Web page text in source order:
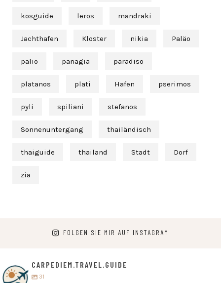
kosguide leros mandraki
Jachthafen Kloster nikia Paläo
palio panagia paradiso
platanos plati Hafen pserimos
pyli spiliani stefanos
Sonnenuntergang thailändisch
thaiguide thailand Stadt Dorf
zia
FOLGEN SIE MIR AUF INSTAGRAM
CARPEDIEM.TRAVEL.GUIDE
31